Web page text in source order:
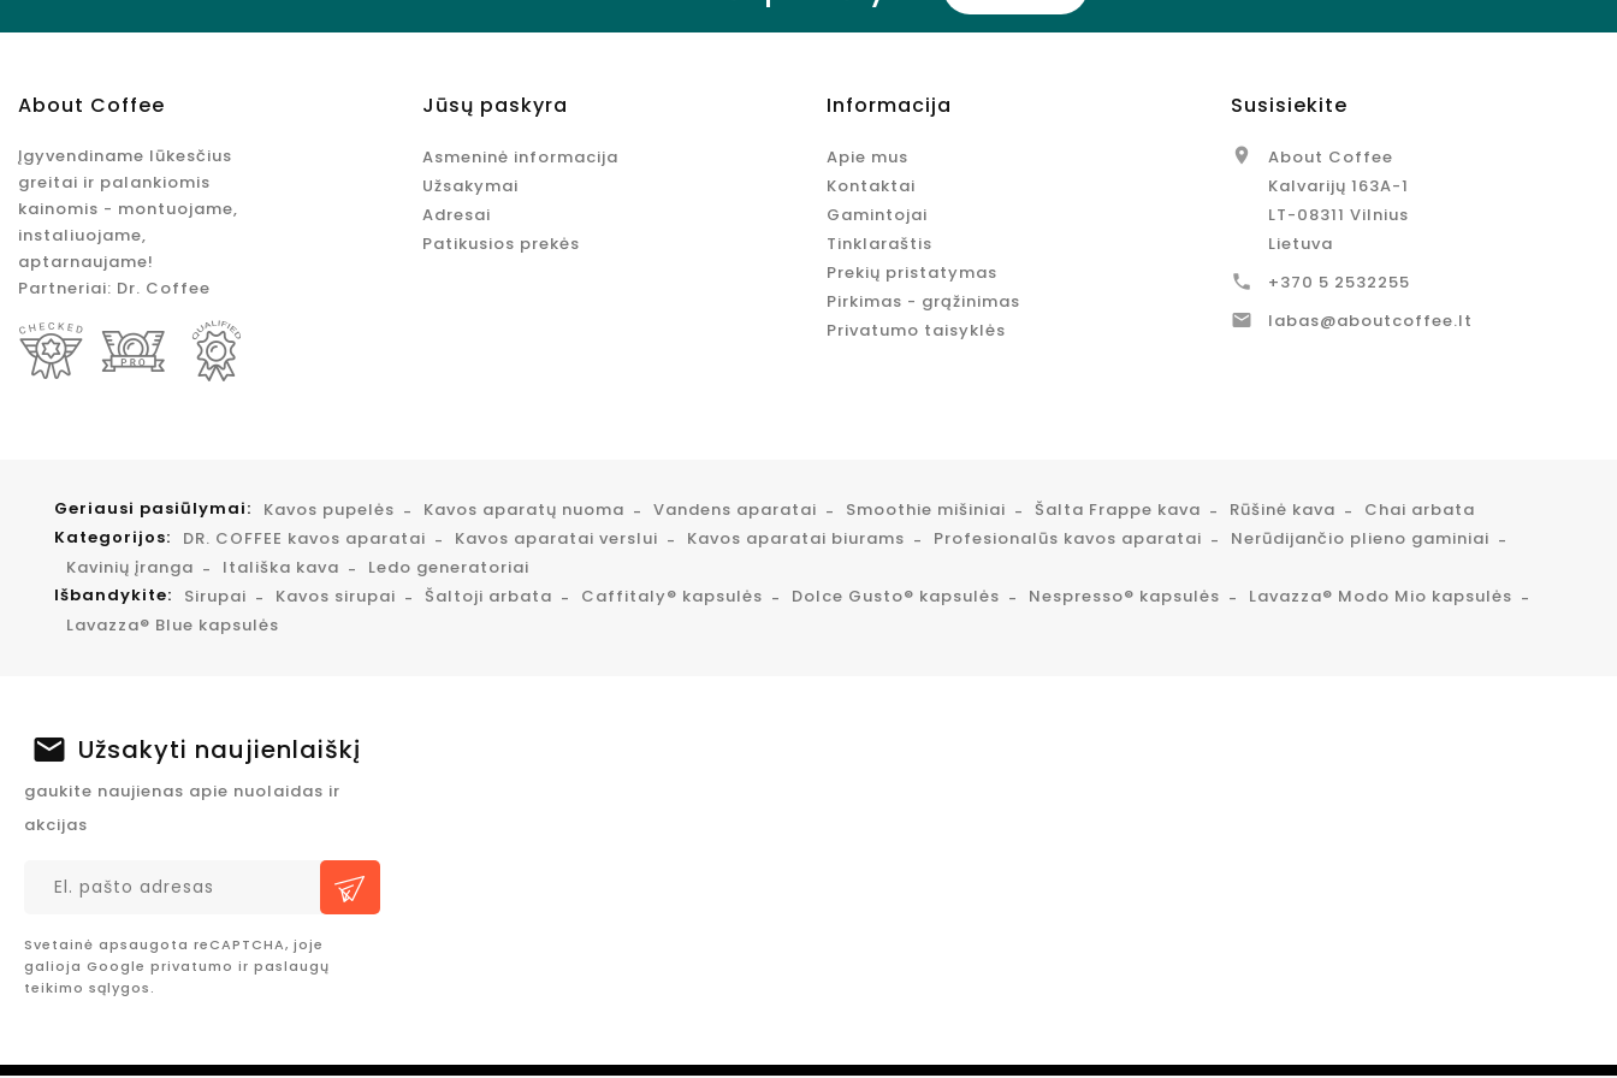
About Coffee
Įgyvendiname lūkesčius
greitai ir palankiomis
kainomis - montuojame,
instaliuojame,
aptarnaujame!
Partneriai: Dr. Coffee
Jūsų paskyra
Asmeninė informacija
Užsakymai
Adresai
Patikusios prekės
Informacija
Apie mus
Kontaktai
Gamintojai
Tinklaraštis
Prekių pristatymas
Pirkimas - grąžinimas
Privatumo taisyklės
Susisiekite

About Coffee
Kalvarijų 163A-1
LT-08311 Vilnius
Lietuva
 +370 5 2532255
 labas@aboutcoffee.lt
Geriausi pasiūlymai: Kavos pupelės Kavos aparatų nuoma Vandens aparatai Smoothie mišiniai Šalta Frappe kava Rūšinė kava
Chai arbata
Kategorijos:
DR. COFFEE kavos aparatai Kavos aparatai verslui Kavos aparatai biurams Profesionalūs kavos aparatai
Nerūdijančio plieno gaminiai
Kavinių įranga
Itališka kava
Ledo generatoriai
Išbandykite:
Sirupai Kavos sirupai Šaltoji arbata Caffitaly® kapsulės Dolce Gusto® kapsulės Nespresso® kapsulės
Lavazza® Modo Mio kapsulės
Lavazza® Blue kapsulės
Užsakyti naujienlaiškį
gaukite naujienas apie nuolaidas ir
akcijas
Svetainė apsaugota reCAPTCHA, joje
galioja Google privatumo ir paslaugų
teikimo sąlygos.